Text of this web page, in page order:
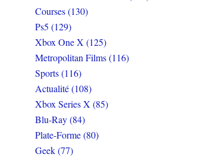
Courses (130)
Ps5 (129)
Xbox One X (125)
Metropolitan Films (116)
Sports (116)
Actualité (108)
Xbox Series X (85)
Blu-Ray (84)
Plate-Forme (80)
Geek (77)